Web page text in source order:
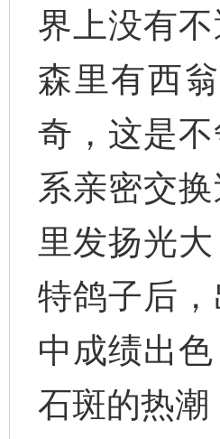
界上没有
森里有西
奇，这是
系亲密交
里发扬光
特鸽子后
中成绩出
石斑的热潮